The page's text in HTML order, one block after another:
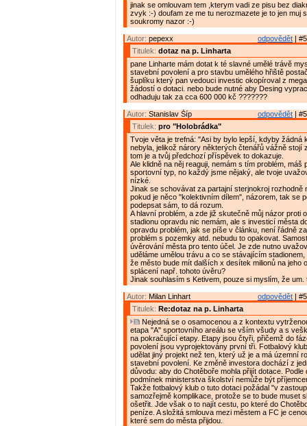
jinak se omlouvam tem ,kterym vadi ze pisu bez
zvyk :-) doufam ze me tu nerozmazete je to jen muj
soukromy nazor :-)
odpovědět |
Autor: pepexx
Titulek: dotaz na p. Linharta
pane Linharte mám dotat k té slavné umělé trávě
stavební povolení a pro stavbu umělého hřiště
šuplíku který pan vedouci investic okopíroval z
žádostí o dotaci. nebo bude nutné aby Desing
odhaduju tak za cca 600 000 kč ???????
odpovědět |
Autor: Stanislav Šíp
Titulek: pro "Holobrádka"
Tvoje věta je trefná: "Asi by bylo lepší, kdyby žádná
nebyla, jelikož nárory některých čtenářů vážně stojí
tom je a tvůj předchozí příspěvek to dokazuje.
Ale klidně na něj reaguji, nemám s tím problém, máš
sportovní typ, no každý jsme nějaký, ale tvoje
nízké.
Jinak se schovávat za partajní sterjnokroj rozhodně
pokud je něco "kolektivním dílem", názorem, tak se
podepsat sám, to dá rozum.
A hlavní problém, a zde již skutečně můj názor proti
stadionu opravdu nic nemám, ale s investicí města
opravdu problém, jak se píše v článku, není řádně
problém s pozemky atd. nebudu to opakovat.
úvěrování města pro tento účel. Je zde nutno
uděláme umělou trávu a co se stávajícím
že město bude mít dalších x desítek milionů na jeho
splácení např. tohoto úvěru?
Jinak souhlasím s Ketivem, pouze si myslím, že
odpovědět |
Autor: Milan Linhart
Titulek: Re:dotaz na p. Linharta
Nejedná se o osamocenou a z kontextu
etapa "A" sportovního areálu se vším všudy a s
na pokračující etapy. Etapy jsou čtyři, přičemž do
povolení jsou vyprojektovány první tři. Fotbalový
udělat jiný projekt než ten, který už je a má územní
stavební povolení. Ke změně investora dochází z
důvodu: aby do Chotěboře mohla přijít dotace. Podle
podmínek ministerstva školství nemůže být
Takže fotbalový klub o tuto dotaci požádal "v
samozřejmě komplikace, protože se to bude muset
ošetřit. Jde však o to najít cestu, po které do
peníze. A složitá smlouva mezi městem a FC je
které sem do města přijdou.